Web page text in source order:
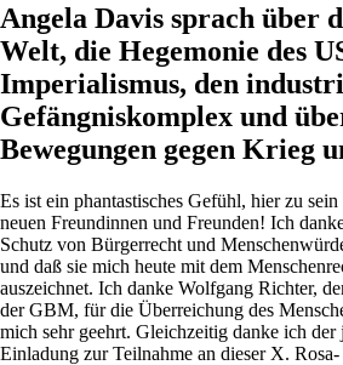
Angela Davis sprach über
Welt, die Hegemonie des
Imperialismus, den
Gefängniskomplex und
Bewegungen gegen Krieg
Es ist ein phantastisches Gefühl, hier zu
neuen Freundinnen und Freunden! Ich
Schutz von Bürgerrecht und
und daß sie mich heute mit dem
auszeichnet. Ich danke Wolfgang Richter,
der GBM, für die Überreichung des
mich sehr geehrt. Gleichzeitig danke ich
Einladung zur Teilnahme an dieser X.